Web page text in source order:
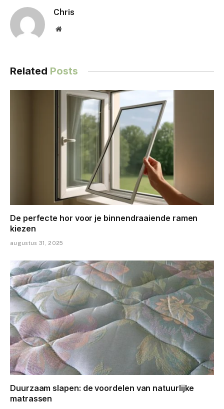
Chris
Website
Related Posts
De perfecte hor voor je binnendraaiende ramen
kiezen
augustus 31, 2025
Duurzaam slapen: de voordelen van natuurlijke
matrassen